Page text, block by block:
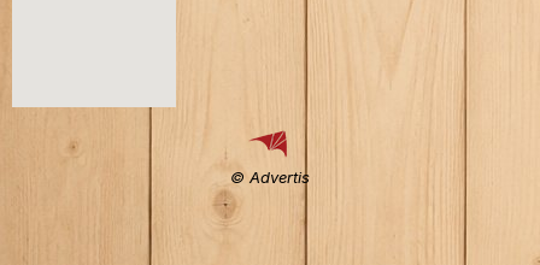
© Advertis